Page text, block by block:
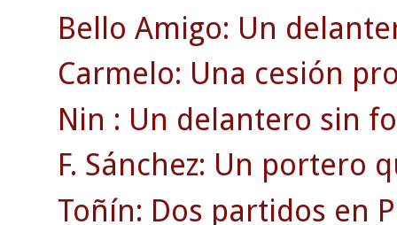
Bello Amigo: Un
Carmelo: Una cesión
Nin : Un delantero sin
F. Sánchez: Un portero
Toñín: Dos partidos en